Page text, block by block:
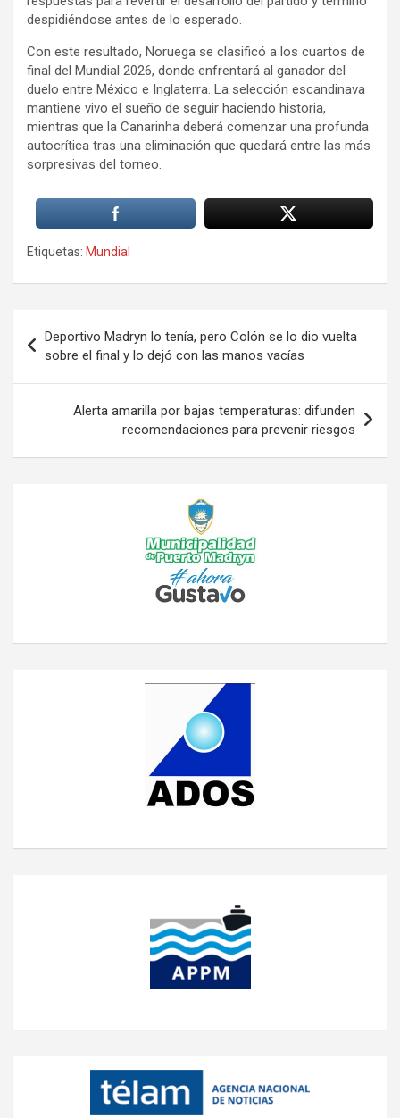
despidiéndose antes de lo esperado.
Con este resultado, Noruega se clasificó a los cuartos de
final del Mundial 2026, donde enfrentará al ganador del
duelo entre México e Inglaterra. La selección escandinava
mantiene vivo el sueño de seguir haciendo historia,
mientras que la Canarinha deberá comenzar una profunda
autocrítica tras una eliminación que quedará entre las más
sorpresivas del torneo.
Etiquetas: Mundial
de
entradas
Deportivo Madryn lo tenía, pero Colón se lo dio vuelta
sobre el final y lo dejó con las manos vacías
Alerta amarilla por bajas temperaturas: difunden
recomendaciones para prevenir riesgos